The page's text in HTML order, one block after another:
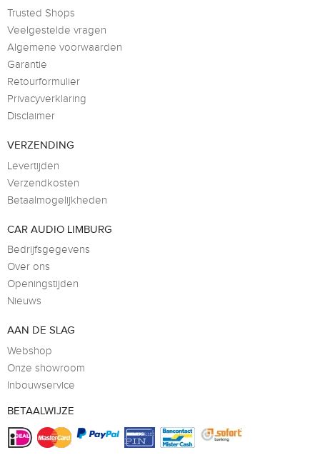
Trusted Shops
Veelgestelde vragen
Algemene voorwaarden
Garantie
Retourformulier
Privacyverklaring
Disclaimer
VERZENDING
Levertijden
Verzendkosten
Betaalmogelijkheden
CAR AUDIO LIMBURG
Bedrijfsgegevens
Over ons
Openingstijden
Nieuws
AAN DE SLAG
Webshop
Onze showroom
Inbouwservice
BETAALWIJZE